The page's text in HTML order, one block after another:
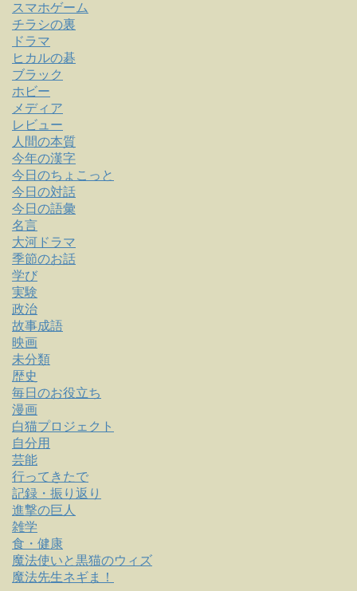
スマホゲーム
チラシの裏
ドラマ
ヒカルの碁
ブラック
ホビー
メディア
レビュー
人間の本質
今年の漢字
今日のちょこっと
今日の対話
今日の語彙
名言
大河ドラマ
季節のお話
学び
実験
政治
故事成語
映画
未分類
歴史
毎日のお役立ち
漫画
白猫プロジェクト
自分用
芸能
行ってきたで
記録・振り返り
進撃の巨人
雑学
食・健康
魔法使いと黒猫のウィズ
魔法先生ネギま！